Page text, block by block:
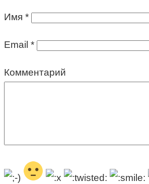
Имя *
Email *
Комментарий